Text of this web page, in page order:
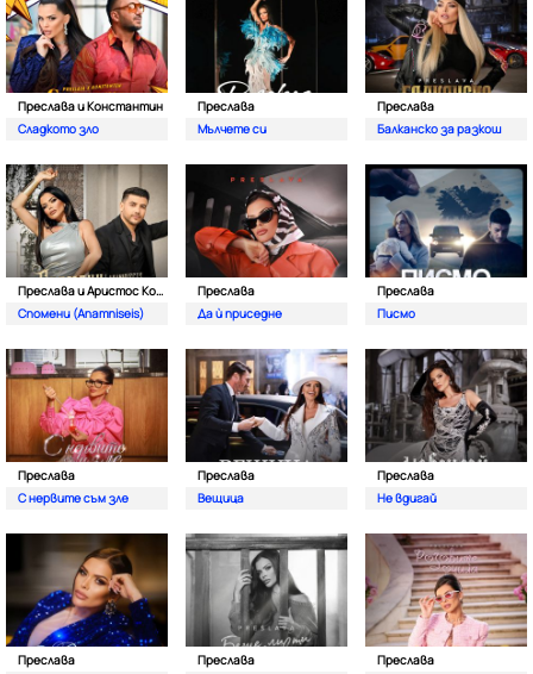
Преслава и Константин
Сладкото зло
Преслава
Мълчете си
Преслава
Балканско за разкош
Преслава и Аристос Константину
Спомени (Anamniseis)
Преслава
Да ѝ приседне
Преслава
Писмо
Преслава
С нервите съм зле
Преслава
Вещица
Преслава
Не вдигай
Преслава
Преслава
Преслава